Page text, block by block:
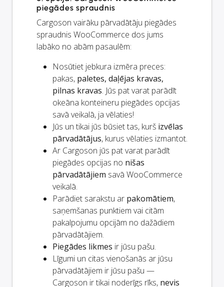
piegādes spraudnis
Cargoson vairāku pārvadātāju piegādes
spraudnis WooCommerce dos jums
labāko no abām pasaulēm:
Nosūtiet jebkura izmēra preces:
pakas, paletes, daļējas kravas,
pilnas kravas. Jūs pat varat parādīt
okeāna konteineru piegādes opcijas
savā veikalā, ja vēlaties!
Jūs un tikai jūs būsiet tas, kurš izvēlas
pārvadātājus, kurus vēlaties izmantot.
Ar Cargoson jūs pat varat parādīt
piegādes opcijas no nišas
pārvadātājiem savā WooCommerce
veikalā.
Parādiet sarakstu ar pakomātiem,
saņemšanas punktiem vai citām
pakalpojumu opcijām no dažādiem
pārvadātājiem.
Piegādes likmes ir jūsu pašu.
Līgumi un citas vienošanās ar jūsu
pārvadātājiem ir jūsu pašu —
Cargoson ir tikai noderīgs rīks, nevis